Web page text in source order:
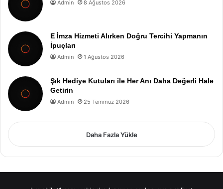
Admin 8 Ağustos 2026
E İmza Hizmeti Alırken Doğru Tercihi Yapmanın
İpuçları
Admin 1 Ağustos 2026
Şık Hediye Kutuları ile Her Anı Daha Değerli Hale
Getirin
Admin 25 Temmuz 2026
Daha Fazla Yükle